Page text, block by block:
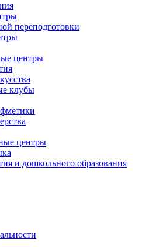
переподготовки
центры
клубы
центры
и дошкольного образования